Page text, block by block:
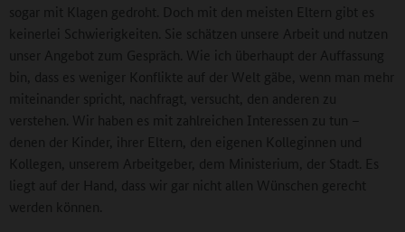
sogar mit Klagen gedroht. Doch mit den meisten Eltern gibt es
keinerlei Schwierigkeiten. Sie schätzen unsere Arbeit und nutzen
unser Angebot zum Gespräch. Wie ich überhaupt der Auffassung
bin, dass es weniger Konflikte auf der Welt gäbe, wenn man mehr
miteinander spricht, nachfragt, versucht, den anderen zu
verstehen. Wir haben es mit zahlreichen Interessen zu tun –
denen der Kinder, ihrer Eltern, den eigenen Kolleginnen und
Kollegen, unserem Arbeitgeber, dem Ministerium, der Stadt. Es
liegt auf der Hand, dass wir gar nicht allen Wünschen gerecht
werden können.